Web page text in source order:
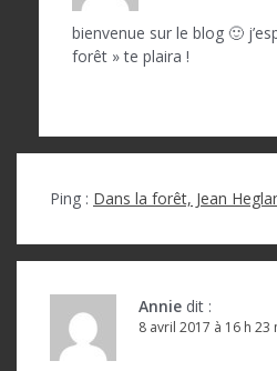
bienvenue sur le blog 🙂
forêt » te plaira !
Ping : Dans la forêt, Jean
Annie dit :
8 avril 2017 à 16 h 23